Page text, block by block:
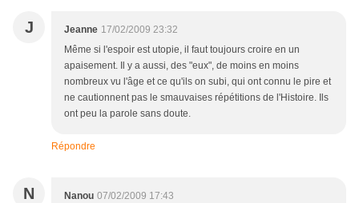
J Jeanne 17/02/2009 23:32
Même si l'espoir est utopie, il faut toujours croire en un
apaisement. Il y a aussi, des "eux", de moins en moins
nombreux vu l'âge et ce qu'ils on subi, qui ont connu le pire et
ne cautionnent pas le smauvaises répétitions de l'Histoire. Ils
ont peu la parole sans doute.
Répondre
N Nanou 07/02/2009 17:43